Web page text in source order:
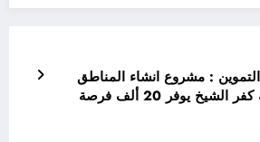
: مشروع انشاء المناطق
التجارية بمحافظة كفر الشيخ يوفر 20 ألف فرصة